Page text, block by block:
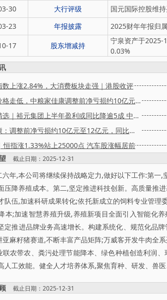
30
大行评级
国元国际控股维
23
年报披露 2025财年年报归
17 股东增减持
宁泉资产于2025-
0.03%
数上涨2.84%，大消费板块走强｜港股收评
生猪销售价格走低，中粮家佳康调整前净亏损约10亿元至12亿元，同比大幅转亏
港股公告精选｜裕元集团上半年盈利或同比降逾5成 中国中冶前6月新签合同额超4100亿元
中粮家佳康：调整前净亏损约10亿元至12亿元，同比由盈转亏
指涨1.33%站上25000点 汽车股涨幅居前
截止日期：2025-12-31
六年,本公司将继续保持战略定力,做好以下工作:第一
压降养殖成本。第二,坚定推进科技创新。高质量推
队伍,加速科研成果转化;依托新成立的饲料专业管
本;加速智慧养殖升级,养殖新项目全面引入智能化
定推进品牌业务高速增长。构建系统化、规范化品
亚麻籽猪赛道,不断丰富产品矩阵;万威客开发牛肉全
联农带农、粪污处理节能降本、绿色种植创造利润
人工效能。健全人才培养体系,聚焦育种、研发、兽
截止日期：2025-12-31